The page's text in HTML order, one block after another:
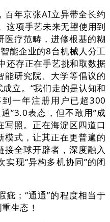
年京张AI立异带全长约
这项手艺未来无望使用到
医疗范畴，进修根基的糊
能企业的8台机械人分工
还存正在手艺挑和取数据
能研究院、大学等倡议的
立。“我们走的是认知和
一年注册用户已超300
”3.0表态，但不敢用”成
照。正在海淀区四道口
模式，让其正在更普遍的
全球开辟者，深度融入
实现“异构多机协同”的闭
；“通通”的程度相当于
生态！